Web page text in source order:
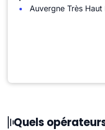
Auvergne Très Haut
Quels